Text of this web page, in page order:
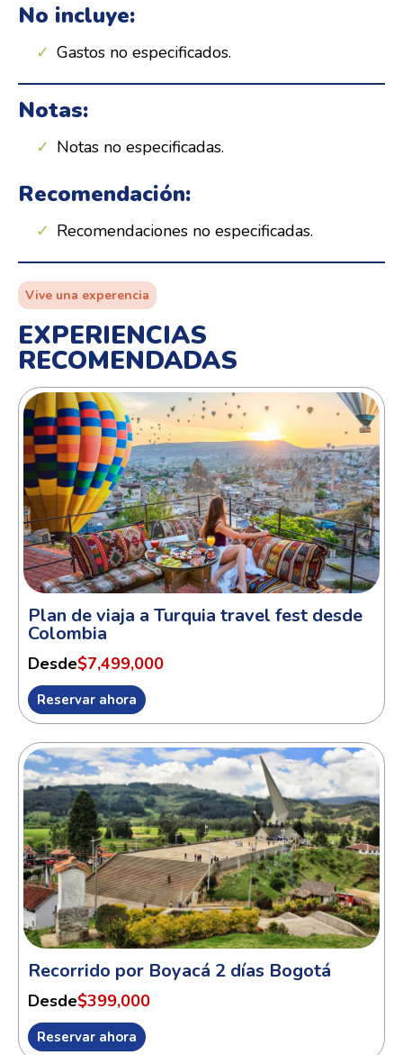
No incluye:
Gastos no especificados.
Notas:
Notas no especificadas.
Recomendación:
Recomendaciones no especificadas.
Vive una experencia
EXPERIENCIAS
RECOMENDADAS
Plan de viaja a Turquia travel fest desde
Colombia
Desde$7,499,000
Reservar ahora
Recorrido por Boyacá 2 días Bogotá
Desde$399,000
Reservar ahora